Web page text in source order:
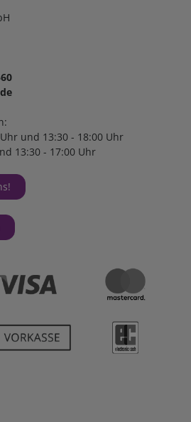
und 13:30 - 18:00 Uhr
13:30 - 17:00 Uhr